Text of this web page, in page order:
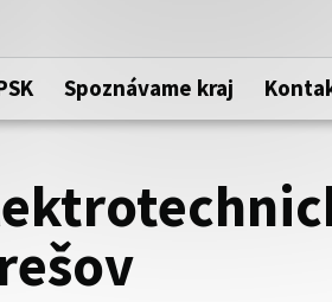
zabezpečenú webovú
https:// pred názvom
Spoznávame kraj